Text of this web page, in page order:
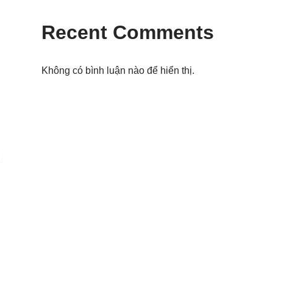
Recent Comments
Không có bình luận nào để hiển thị.